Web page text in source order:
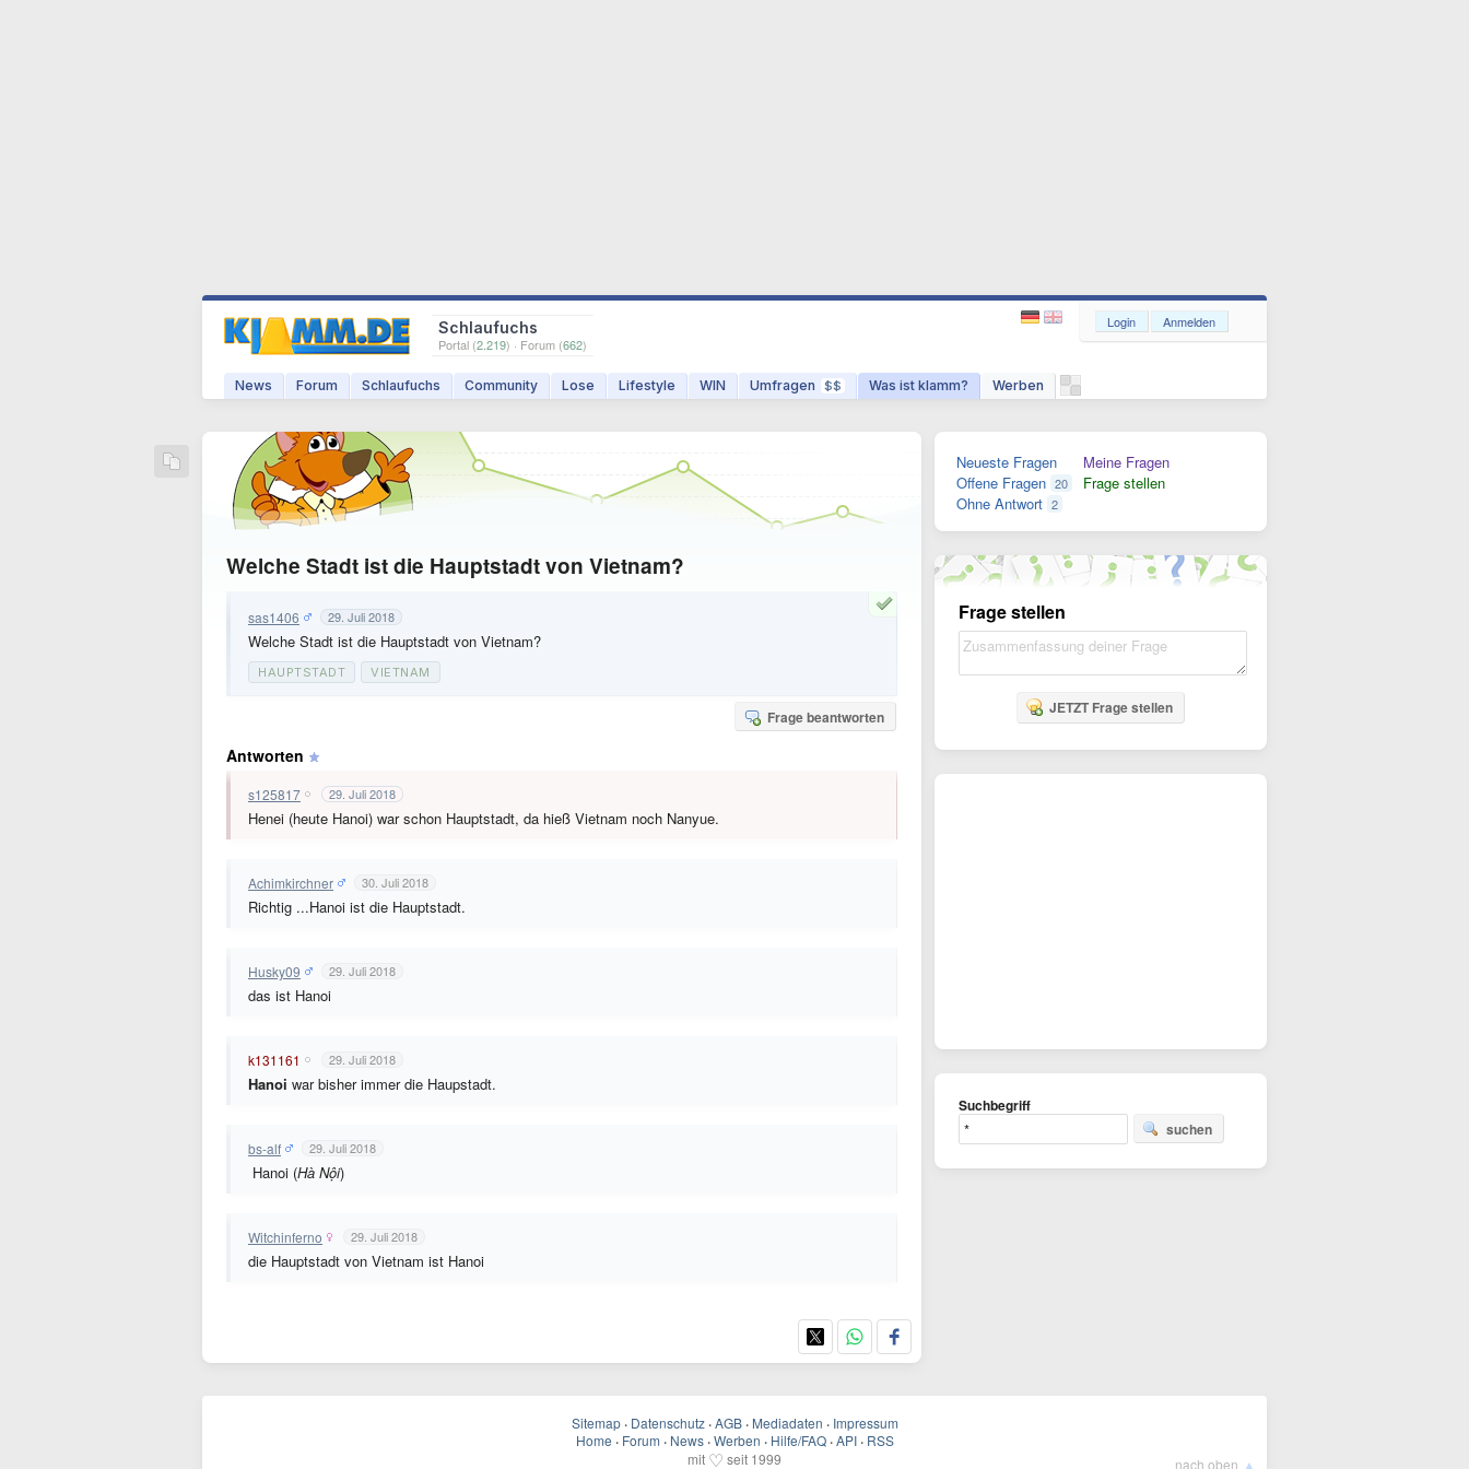
Schlaufuchs
Portal (2.219) · Forum (662)
News Forum Schlaufuchs Community Lose Lifestyle WIN Umfragen $$ Was ist klamm? Werben
Login Anmelden
Welche Stadt ist die Hauptstadt von Vietnam?
sas1406 29. Juli 2018
Welche Stadt ist die Hauptstadt von Vietnam?
HAUPTSTADT VIETNAM
Frage beantworten
Antworten
s125817 29. Juli 2018
Henei (heute Hanoi) war schon Hauptstadt, da hieß Vietnam noch Nanyue.
Achimkirchner 30. Juli 2018
Richtig ...Hanoi ist die Hauptstadt.
Husky09 29. Juli 2018
das ist Hanoi
k131161 29. Juli 2018
Hanoi war bisher immer die Haupstadt.
bs-alf 29. Juli 2018
Hanoi (Hà Nội)
Witchinferno 29. Juli 2018
die Hauptstadt von Vietnam ist Hanoi
Neueste Fragen
Offene Fragen 20
Ohne Antwort 2
Meine Fragen
Frage stellen
Frage stellen
JETZT Frage stellen
Suchbegriff
suchen
Sitemap · Datenschutz · AGB · Mediadaten · Impressum
Home · Forum · News · Werben · Hilfe/FAQ · API · RSS
mit ♡ seit 1999 nach oben